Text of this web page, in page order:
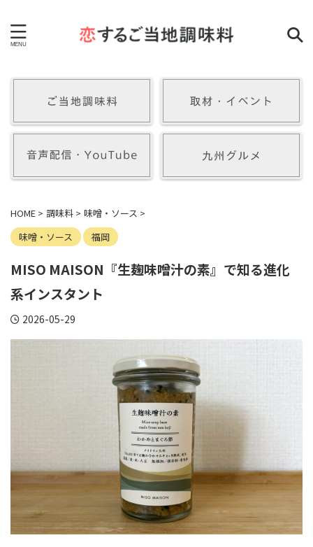
HOME > 調味料 > 味噌・ソース >
味噌・ソース
福岡
MISO MAISON『生麹味噌汁の素』で知る進化
系インスタント
2026-05-29